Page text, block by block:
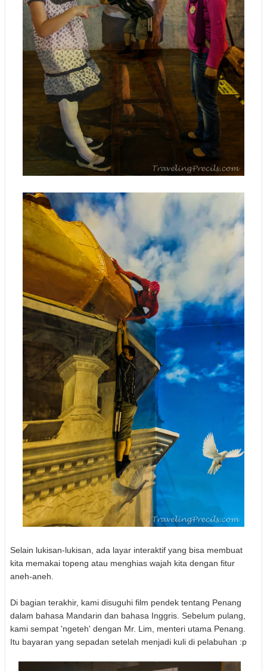
Selain lukisan-lukisan, ada layar interaktif yang bisa membuat
kita memakai topeng atau menghias wajah kita dengan fitur
aneh-aneh.
Di bagian terakhir, kami disuguhi film pendek tentang Penang
dalam bahasa Mandarin dan bahasa Inggris. Sebelum pulang,
kami sempat 'ngeteh' dengan Mr. Lim, menteri utama Penang.
Itu bayaran yang sepadan setelah menjadi kuli di pelabuhan :p